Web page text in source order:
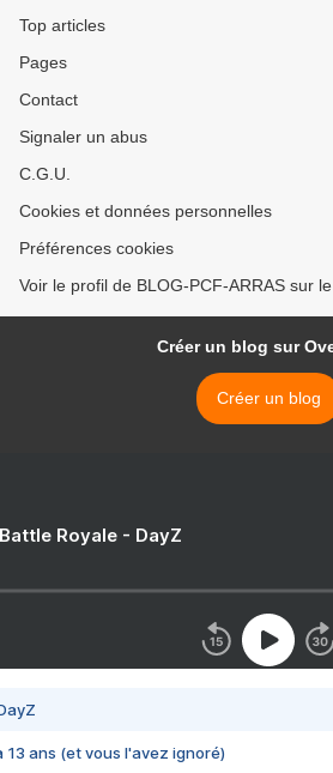
Top articles
Pages
Contact
Signaler un abus
C.G.U.
Cookies et données personnelles
Préférences cookies
Voir le profil de BLOG-PCF-ARRAS sur
Créer un blog sur
Créer un blog
Royale - DayZ
13 ans (et vous l'avez ignoré)